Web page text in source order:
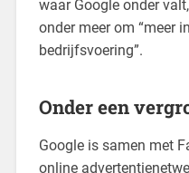
waar Google onder
onder meer om “meer
bedrijfsvoering”.
Onder een
Google is samen met
online